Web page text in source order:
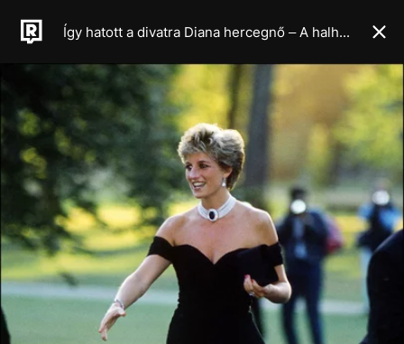
Így hatott a divatra Diana hercegnő – A halhatatlan stílusikon öröksége, a minimalista, szabad és rebellis ruhatár titka